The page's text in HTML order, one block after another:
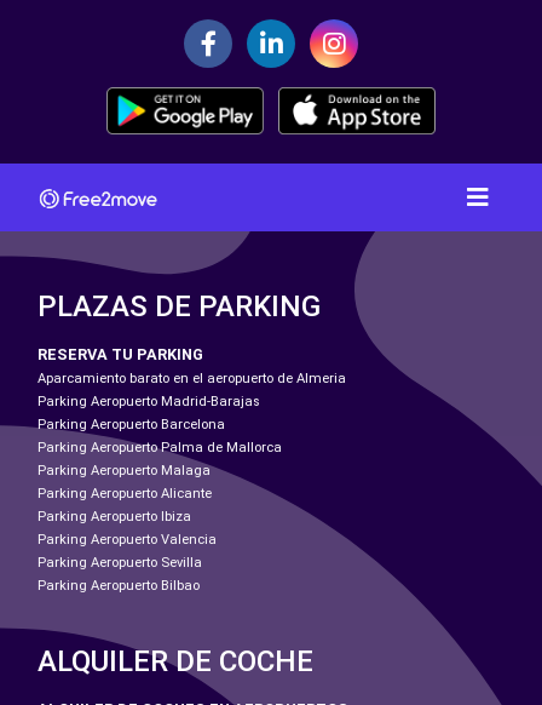
PLAZAS DE PARKING
RESERVA TU PARKING
Aparcamiento barato en el aeropuerto de Almeria
Parking Aeropuerto Madrid-Barajas
Parking Aeropuerto Barcelona
Parking Aeropuerto Palma de Mallorca
Parking Aeropuerto Malaga
Parking Aeropuerto Alicante
Parking Aeropuerto Ibiza
Parking Aeropuerto Valencia
Parking Aeropuerto Sevilla
Parking Aeropuerto Bilbao
ALQUILER DE COCHE